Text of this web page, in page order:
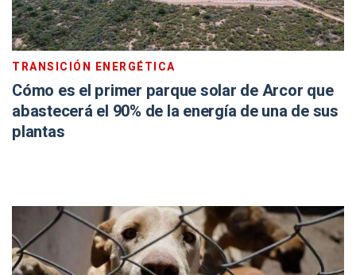
TRANSICIÓN ENERGÉTICA
Cómo es el primer parque solar de Arcor que
abastecerá el 90% de la energía de una de sus
plantas